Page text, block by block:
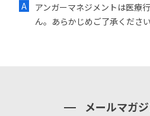
アンガーマネジメントは医療
ん。あらかじめご了承ください
メールマガ